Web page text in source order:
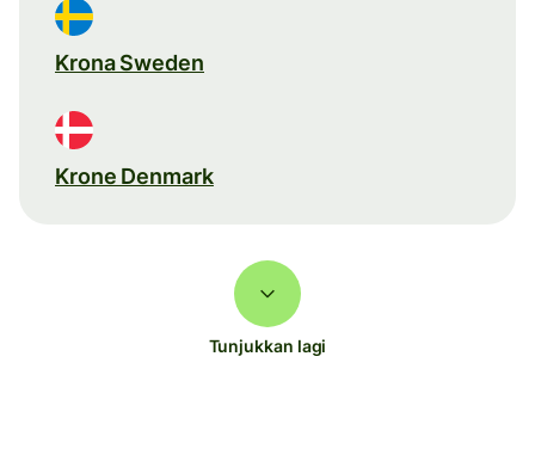
Krona Sweden
Krone Denmark
Tunjukkan lagi